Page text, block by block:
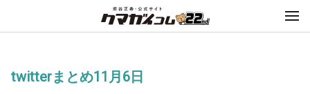
twitterまとめ11月6日